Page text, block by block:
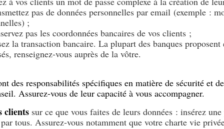
pas de données personnelles par email (exemple :
;
pas les coordonnées bancaires de vos clients ;
la transaction bancaire. La plupart des banques
renseignez-vous auprès de la vôtre.
des responsabilités spécifiques en matière de sécurité et
Assurez-vous de leur capacité à vous accompagner.
clients sur ce que vous faites de leurs données : insérez
tous. Assurez-vous notamment que votre charte vie